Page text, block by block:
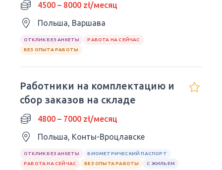
4500 – 8000 zł/месяц
Польша, Варшава
ОТКЛИК БЕЗ АНКЕТЫ
РАБОТА НА СЕЙЧАС
БЕЗ ОПЫТА РАБОТЫ
Работники на комплектацию и
сбор заказов на складе
4800 – 7000 zł/месяц
Польша, Конты-Вроцлавске
ОТКЛИК БЕЗ АНКЕТЫ
БИОМЕТРИЧЕСКИЙ ПАСПОРТ
РАБОТА НА СЕЙЧАС
БЕЗ ОПЫТА РАБОТЫ
С ЖИЛЬЕМ